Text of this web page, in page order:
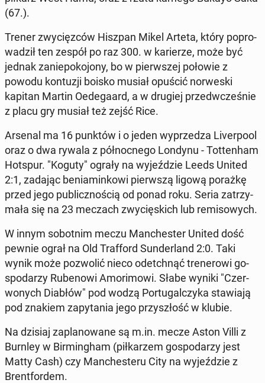
(67.).
Trener zwy­cięz­ców Hiszpan Mikel Arteta, który po­pro­
wa­dził ten zespół po raz 300. w ka­rie­rze, może być
jednak za­nie­po­ko­jo­ny, bo w pierw­szej połowie z
powodu kon­tu­zji boisko musiał opuścić nor­we­ski
kapitan Martin Oede­ga­ard, a w drugiej przed­wcze­śnie
z placu gry musiał też zejść Rice.
Arsenal ma 16 punktów i o jeden wy­prze­dza Li­ver­po­ol
oraz o dwa rywala z pół­noc­ne­go Londynu - Tot­ten­ham
Hotspur. "Koguty" ograły na wy­jeź­dzie Leeds United
2:1, zadając be­nia­min­ko­wi pierw­szą ligową porażkę
przed jego pu­blicz­no­ścią od ponad roku. Seria za­trzy­
ma­ła się na 23 meczach zwy­cię­skich lub re­mi­so­wych.
W innym so­bot­nim meczu Man­che­ster United dość
pewnie ograł na Old Traf­ford Sun­der­land 2:0. Taki
wynik może po­zwo­lić nieco ode­tchnąć tre­ne­ro­wi go­
spo­da­rzy Ru­be­no­wi Amo­ri­mo­wi. Słabe wyniki "Czer­
wo­nych Diabłów" pod wodzą Por­tu­gal­czy­ka sta­wia­ją
pod znakiem za­py­ta­nia jego przy­szłość w klubie.
Na dzisiaj za­pla­no­wa­ne są m.in. mecze Aston Villi z
Burnley w Bir­ming­ham (pił­ka­rzem go­spo­da­rzy jest
Matty Cash) czy Man­che­ste­ru City na wy­jeź­dzie z
Brent­for­dem.